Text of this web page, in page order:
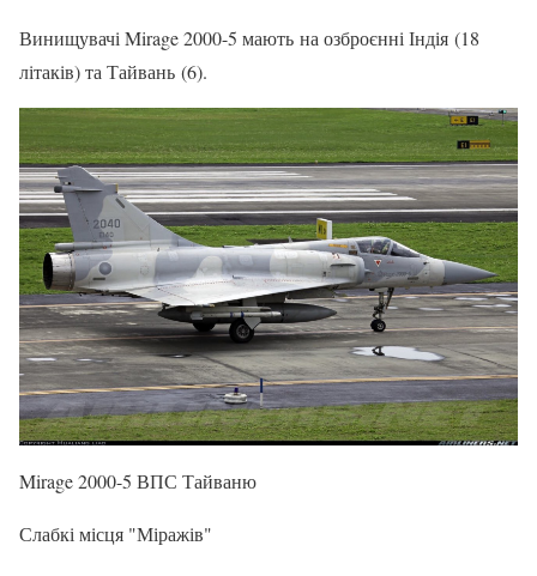
Винищувачі Mirage 2000-5 мають на озброєнні Індія (18
літаків) та Тайвань (6).
Mirage 2000-5 ВПС Тайваню
Слабкі місця "Міражів"